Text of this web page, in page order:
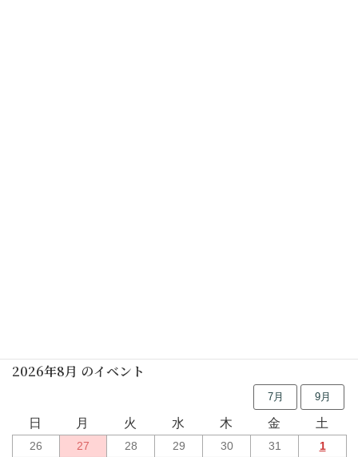
2026年8月 のイベント
7月 9月
日 月 火 水 木 金 土
26 27 28 29 30 31
1